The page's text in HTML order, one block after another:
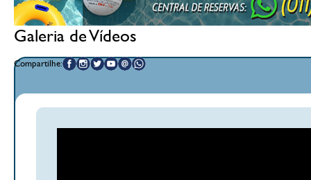
Galeria de Vídeos
Compartilhe: